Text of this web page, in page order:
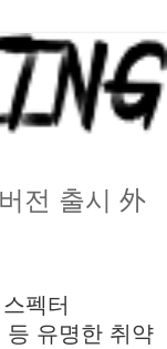
전 출시 外
펙터
등 유명한 취약